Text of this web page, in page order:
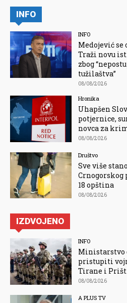
INFO
INFO
Medojević se
Traži novu
zbog
tužilaštva”
08/08/2026
Hronika
Uhapšen
potjernice,
novca za
08/08/2026
Društvo
Sve više
18 opština
08/08/2026
IZDVOJENO
INFO
Ministarstvo
pristupiti
Tirane i
08/08/2026
A PLUS TV